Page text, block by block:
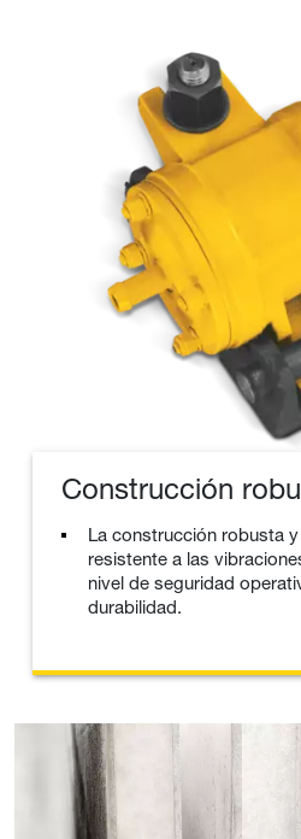
Construcción
La construcción robusta
resistente a las
nivel de seguridad
durabilidad.